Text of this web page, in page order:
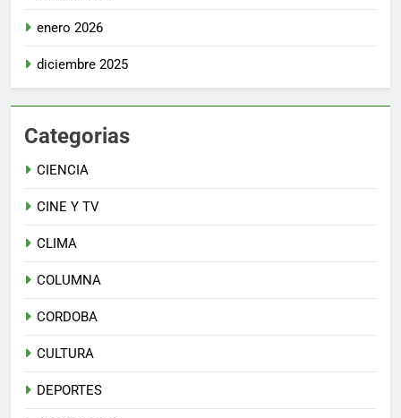
enero 2026
diciembre 2025
Categorias
CIENCIA
CINE Y TV
CLIMA
COLUMNA
CORDOBA
CULTURA
DEPORTES